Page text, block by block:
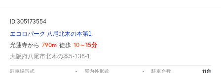
ID:305173554
エコロパーク 八尾北木の本第1
光蓮寺から 790m 徒歩 10～15分
大阪府八尾市北木の本5-136-1
駐車場形式 - 屋内外形式 - 駐車台数 11台